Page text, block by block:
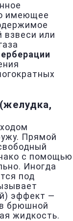
имеющее
взвеси или
Прямой
с помощью
Иногда
под
эффект —
брюшной
жидкость.